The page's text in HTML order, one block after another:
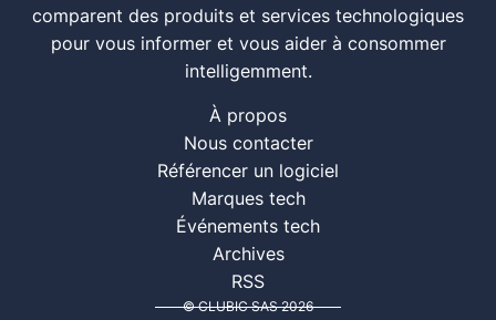
comparent des produits et services technologiques
pour vous informer et vous aider à consommer
intelligemment.
À propos
Nous contacter
Référencer un logiciel
Marques tech
Événements tech
Archives
RSS
© CLUBIC SAS 2026